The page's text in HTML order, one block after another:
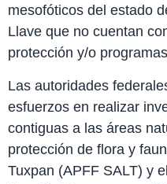
mesofóticos del estado
Llave que no cuentan
protección y/o
Las autoridades
esfuerzos en realizar
contiguas a las áreas
protección de flora y
Tuxpan (APFF SALT) y